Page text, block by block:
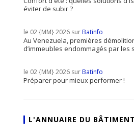
éviter de subir ?
le 02 {MM} 2026 surBatinfo
Au Venezuela, premières
d’immeubles endommagés par les
le 02 {MM} 2026 surBatinfo
Préparer pour mieux performer !
L'ANNUAIRE DU BÂTIMENT